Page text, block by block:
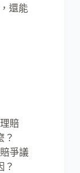
還能
賠
？
爭議
？